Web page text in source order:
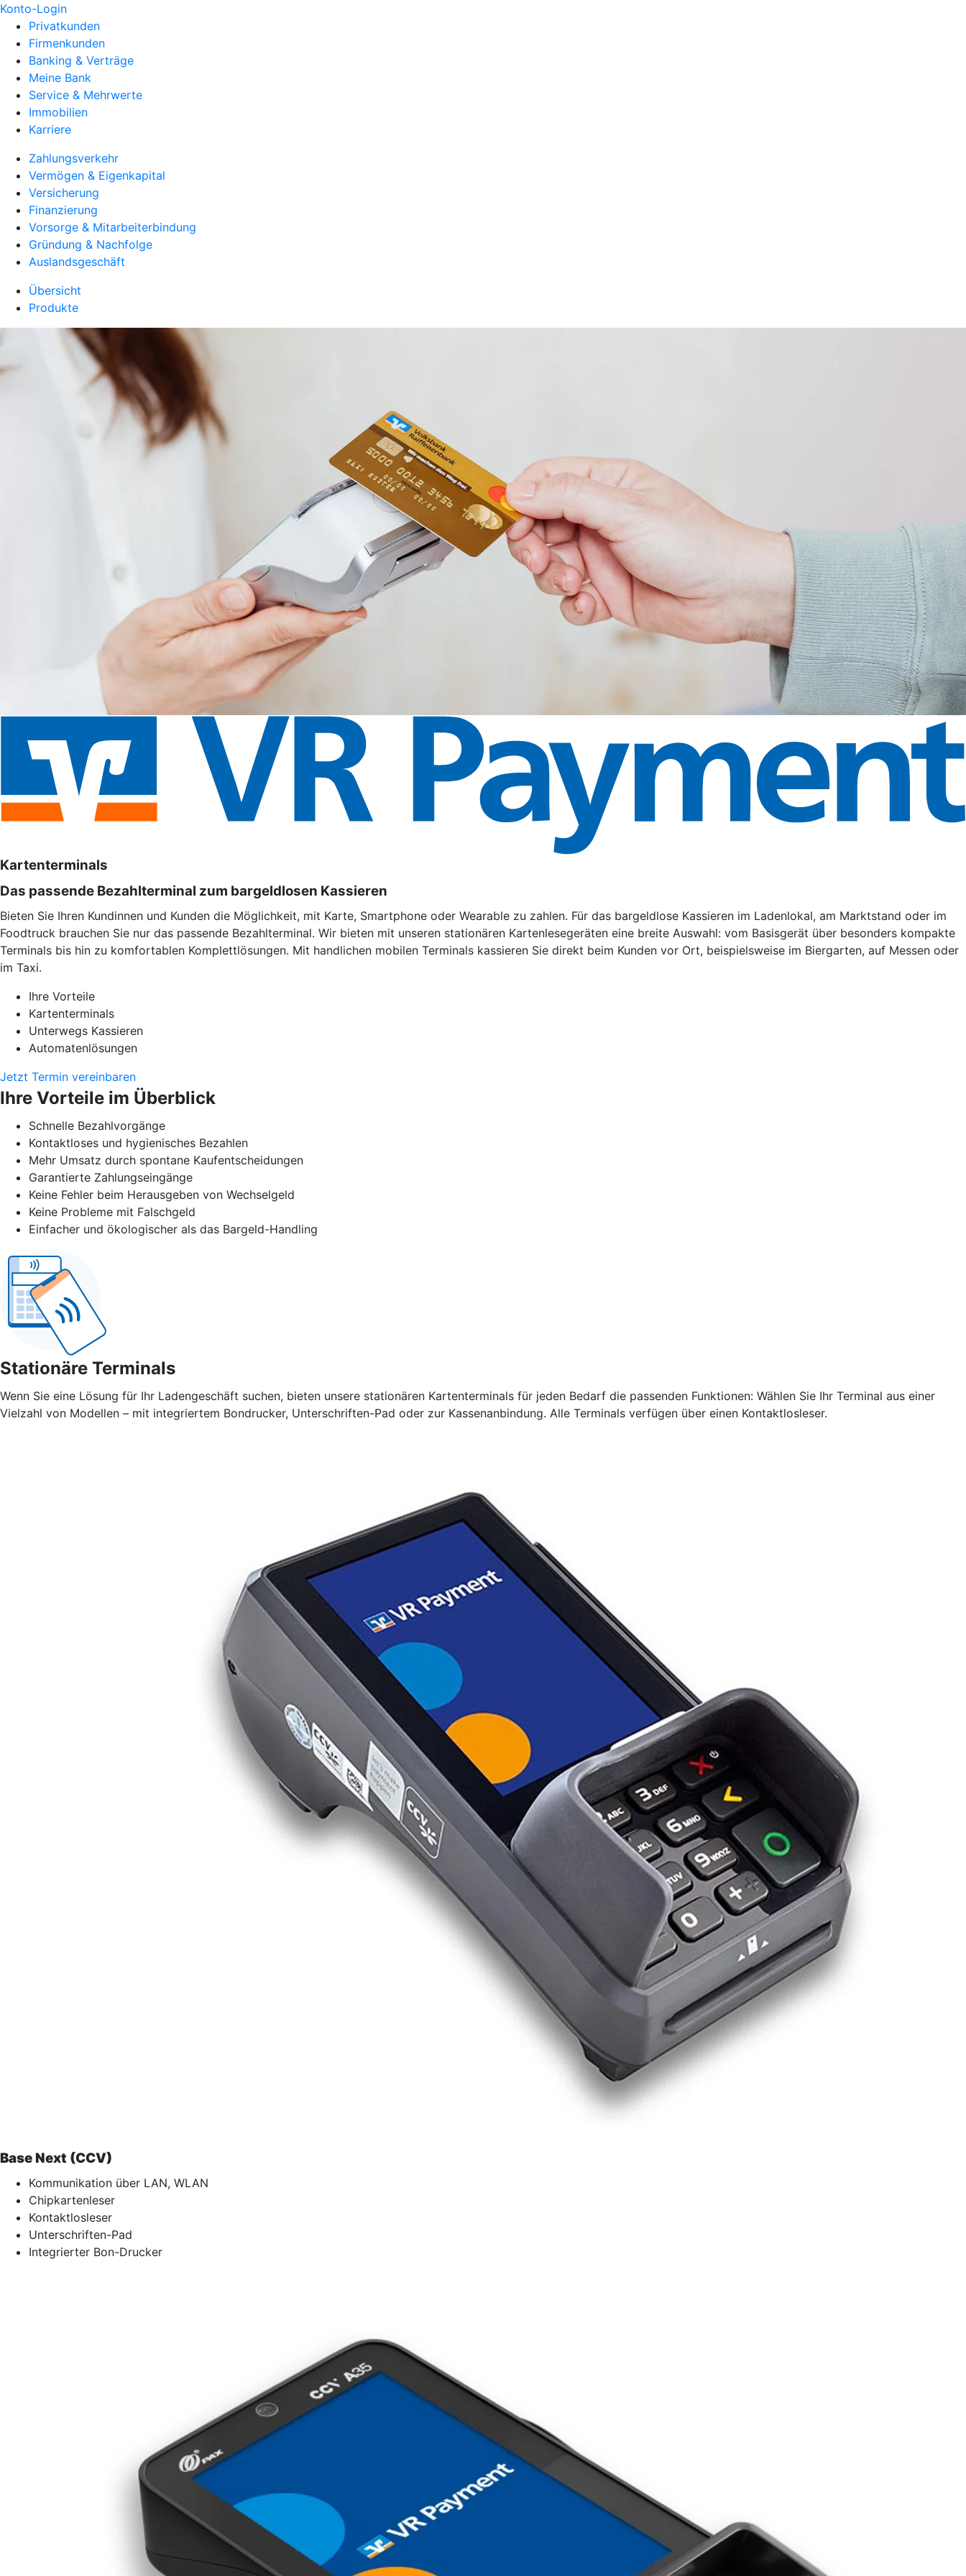
Konto-Login
Privatkunden
Firmenkunden
Banking & Verträge
Meine Bank
Service & Mehrwerte
Immobilien
Karriere
Zahlungsverkehr
Vermögen & Eigenkapital
Versicherung
Finanzierung
Vorsorge & Mitarbeiterbindung
Gründung & Nachfolge
Auslandsgeschäft
Übersicht
Produkte
Kartenterminals
Das passende Bezahlterminal zum bargeldlosen Kassieren
Bieten Sie Ihren Kundinnen und Kunden die Möglichkeit, mit Karte, Smartphone oder Wearable zu zahlen. Für das bargeldlose Kassieren im Ladenlokal, am Marktstand oder im
Foodtruck brauchen Sie nur das passende Bezahlterminal. Wir bieten mit unseren stationären Kartenlesegeräten eine breite Auswahl: vom Basisgerät über besonders kompakte
Terminals bis hin zu komfortablen Komplettlösungen. Mit handlichen mobilen Terminals kassieren Sie direkt beim Kunden vor Ort, beispielsweise im Biergarten, auf Messen oder
im Taxi.
Ihre Vorteile
Kartenterminals
Unterwegs Kassieren
Automatenlösungen
Jetzt Termin vereinbaren
Ihre Vorteile im Überblick
Schnelle Bezahlvorgänge
Kontaktloses und hygienisches Bezahlen
Mehr Umsatz durch spontane Kaufentscheidungen
Garantierte Zahlungseingänge
Keine Fehler beim Herausgeben von Wechselgeld
Keine Probleme mit Falschgeld
Einfacher und ökologischer als das Bargeld-Handling
Stationäre Terminals
Wenn Sie eine Lösung für Ihr Ladengeschäft suchen, bieten unsere stationären Kartenterminals für jeden Bedarf die passenden Funktionen: Wählen Sie Ihr Terminal aus einer
Vielzahl von Modellen – mit integriertem Bondrucker, Unterschriften-Pad oder zur Kassenanbindung. Alle Terminals verfügen über einen Kontaktlosleser.
Base Next (CCV)
Kommunikation über LAN, WLAN
Chipkartenleser
Kontaktlosleser
Unterschriften-Pad
Integrierter Bon-Drucker